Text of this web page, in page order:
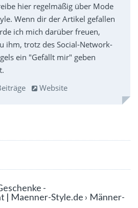
hier regelmäßig über Mode
Wenn dir der Artikel gefallen
ich mich darüber freuen,
ihm, trotz des Social-Network-
ein "Gefällt mir" geben
Website
-
| Maenner-Style.de › Männer-